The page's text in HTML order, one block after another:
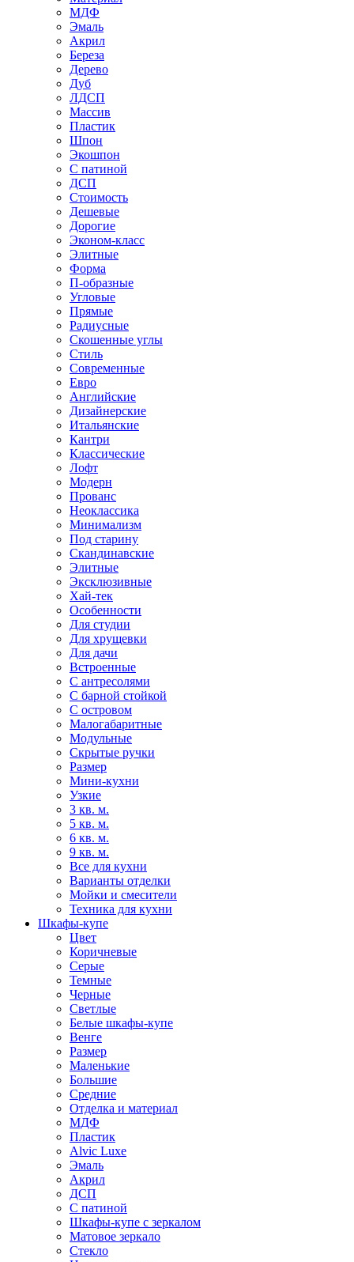
МДФ
Эмаль
Акрил
Береза
Дерево
Дуб
ЛДСП
Массив
Пластик
Шпон
Экошпон
С патиной
ДСП
Стоимость
Дешевые
Дорогие
Эконом-класс
Элитные
Форма
П-образные
Угловые
Прямые
Радиусные
Скошенные углы
Стиль
Современные
Евро
Английские
Дизайнерские
Итальянские
Кантри
Классические
Лофт
Модерн
Прованс
Неоклассика
Минимализм
Под старину
Скандинавские
Элитные
Эксклюзивные
Хай-тек
Особенности
Для студии
Для хрущевки
Для дачи
Встроенные
С антресолями
С барной стойкой
С островом
Малогабаритные
Модульные
Скрытые ручки
Размер
Мини-кухни
Узкие
3 кв. м.
5 кв. м.
6 кв. м.
9 кв. м.
Все для кухни
Варианты отделки
Мойки и смесители
Техника для кухни
Шкафы-купе
Цвет
Коричневые
Серые
Темные
Черные
Светлые
Белые шкафы-купе
Венге
Размер
Маленькие
Большие
Средние
Отделка и материал
МДФ
Пластик
Alvic Luxe
Эмаль
Акрил
ДСП
С патиной
Шкафы-купе с зеркалом
Матовое зеркало
Стекло